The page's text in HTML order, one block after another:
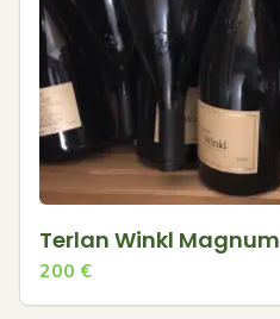
Terlan Winkl Magnum
200 €